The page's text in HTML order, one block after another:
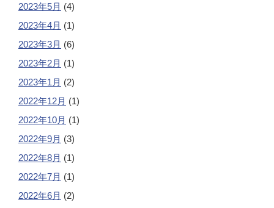
2023年5月 (4)
2023年4月 (1)
2023年3月 (6)
2023年2月 (1)
2023年1月 (2)
2022年12月 (1)
2022年10月 (1)
2022年9月 (3)
2022年8月 (1)
2022年7月 (1)
2022年6月 (2)